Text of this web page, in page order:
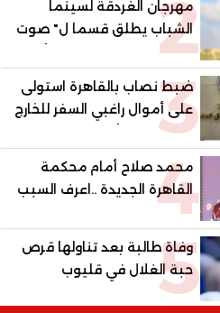
2
مهرجان الغردقة لسينما
الشباب يطلق قسما ل" صوت
السينما" ..وحمادة هلال أول
المكرمين
3
ضبط نصاب بالقاهرة استولى
على أموال راغبي السفر للخارج
بزعم توفير تأشيرات
4
محمد صلاح أمام محكمة
القاهرة الجديدة ..اعرف السبب
5
وفاة طالبة بعد تناولها قرص
حبة الغلال في قليوب